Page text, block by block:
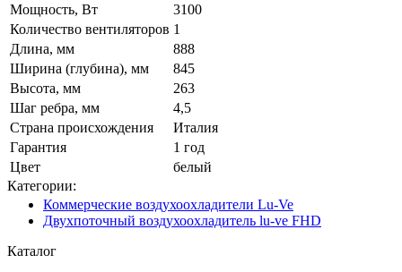
Мощность, Вт
3100
Количество вентиляторов 1
Длина, мм
888
Ширина (глубина), мм
845
Высота, мм
263
Шаг ребра, мм
4,5
Страна происхождения
Италия
Гарантия
1 год
Цвет
белый
Категории:
Коммерческие воздухоохладители Lu-Ve
Двухпоточный воздухоохладитель lu-ve FHD
Каталог